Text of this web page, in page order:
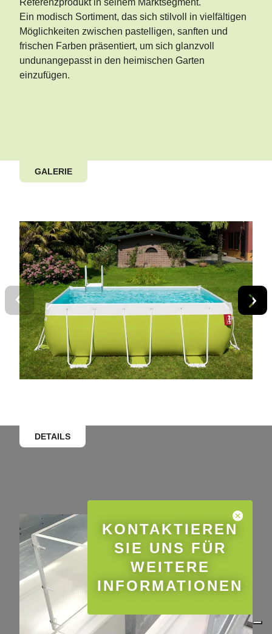
Referenzprodukt in seinem Marktsegment.
Ein modisch Sortiment, das sich stilvoll in vielfältigen
Möglichkeiten zwischen pastelligen, sanften und
frischen Farben präsentiert, um sich glanzvoll
undunangepasst in den heimischen Garten
einzufügen.
GALERIE
DETAILS
KONTAKTIEREN
SIE UNS FÜR
WEITERE
INFORMATIONEN